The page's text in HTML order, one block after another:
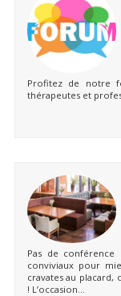
Profitez de notre
thérapeutes et
Pas de
conviviaux pour
cravates au
! L’occasion...